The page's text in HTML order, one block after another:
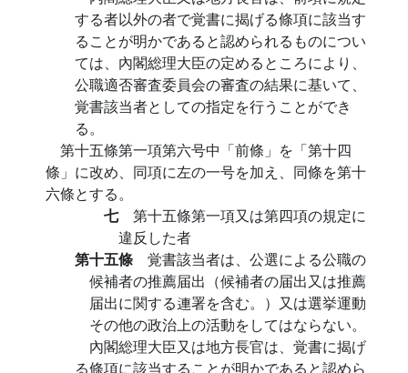
する者以外の者で覚書に揭げる條項に該当す
ることが明かであると認められるものについ
ては、內閣総理大臣の定めるところにより、
公職適否審査委員会の審査の結果に基いて、
覚書該当者としての指定を行うことができ
る。
第十五條第一項第六号中「前條」を「第十四
條」に改め、同項に左の一号を加え、同條を第十
六條とする。
七 第十五條第一項又は第四項の規定に
違反した者
第十五條 覚書該当者は、公選による公職の
候補者の推薦届出（候補者の届出又は推薦
届出に関する連署を含む。）又は選挙運動
その他の政治上の活動をしてはならない。
內閣総理大臣又は地方長官は、覚書に揭げ
る條項に該当することが明かであると認めら